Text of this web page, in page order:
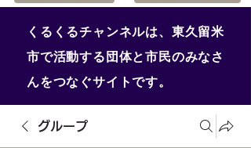
くるくるチャンネルは、東久留米
市で活動する団体と市民のみなさ
んをつなぐサイトです。
グループ